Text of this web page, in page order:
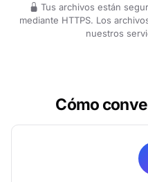
Tus archivos están
mediante HTTPS. Los
nuestros
Cómo